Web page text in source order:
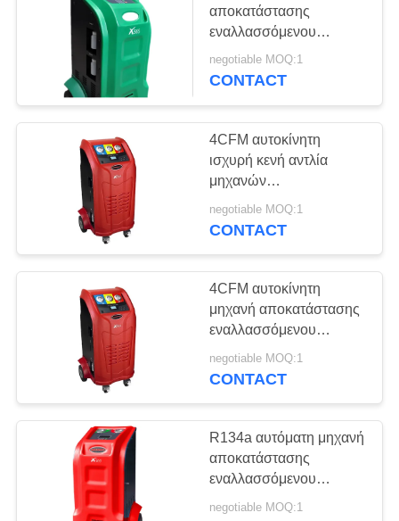
αποκατάστασης
εναλλασσόμενου
ρεύματος χρώματος TFT
για τον εξοπλισμό όρου
negotiable MOQ:1
CONTACT
4CFM αυτοκίνητη
ισχυρή κενή αντλία
μηχανών
αποκατάστασης
εναλλασσόμενου
negotiable MOQ:1
CONTACT
4CFM αυτοκίνητη
μηχανή αποκατάστασης
εναλλασσόμενου
ρεύματος
negotiable MOQ:1
CONTACT
R134a αυτόματη μηχανή
αποκατάστασης
εναλλασσόμενου
ρεύματος/ξεπλένοντας
negotiable MOQ:1